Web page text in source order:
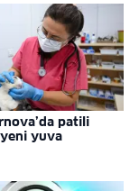
patili
yuva